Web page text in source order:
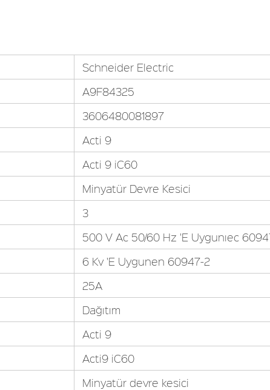
Schneider Electric
A9F84325
3606480081897
Acti 9
Acti 9 iC60
Minyatür Devre Kesici
3
500 V Ac 50/60 Hz 'E Uygunıec
6 Kv 'E Uygunen 60947-2
25A
Dağıtım
Acti 9
Acti9 iC60
Minyatür devre kesici